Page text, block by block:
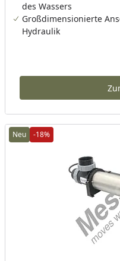
des Wassers
Großdimensionierte
Hydraulik
Neu -18%